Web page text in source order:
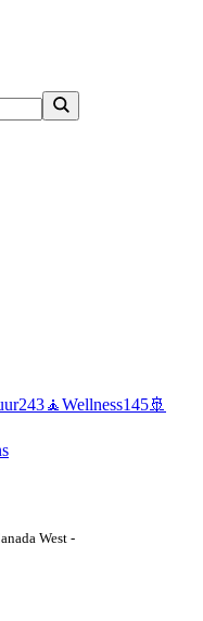
243🧘Wellness145🚢
West -